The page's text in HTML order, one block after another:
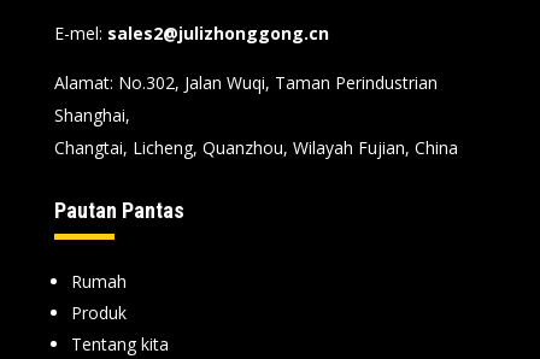
E-mel: sales2@julizhonggong.cn
Alamat: No.302, Jalan Wuqi, Taman Perindustrian
Shanghai,
Changtai, Licheng, Quanzhou, Wilayah Fujian, China
Pautan Pantas
Rumah
Produk
Tentang kita